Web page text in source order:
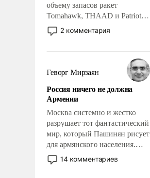
объему запасов ракет
Tomahawk, THAAD и Patriot
США потребуется более трех
лет. Даже небольшая война с
Сложившаяся ситуация
означает многолетний период
уязвимости США, например,
перед Китаем.
2 комментария
Геворг Мирзаян
Россия ничего не должна
Армении
Москва системно и жестко
разрушает тот фантастический
мир, который Пашинян рисует
для армянского населения.
Мир, где политические
прожекты будут безусловно
14 комментариев